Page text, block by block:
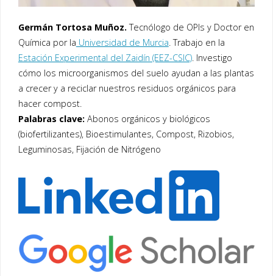
Germán Tortosa Muñoz.Tecnólogo de OPIs y Doctor en
Química por la Universidad de Murcia. Trabajo en la
Estación Experimental del Zaidín (EEZ-CSIC). Investigo
cómo los microorganismos del suelo ayudan a las plantas
a crecer y a reciclar nuestros residuos orgánicos para
hacer compost.
Palabras clave:Abonos orgánicos y biológicos
(biofertilizantes), Bioestimulantes, Compost, Rizobios,
Leguminosas, Fijación de Nitrógeno